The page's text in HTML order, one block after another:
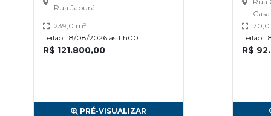
Rua Japurá
239,0 m²
Leilão: 18/08/2026 às 11h00
R$ 121.800,00
PRÉ-VISUALIZAR
Leilão:
R$